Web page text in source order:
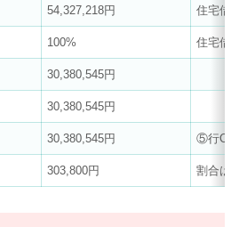
54,327,218円 住宅借
100% 住宅借
30,380,545円
30,380,545円
30,380,545円 ⑤行C
303,800円 割合は